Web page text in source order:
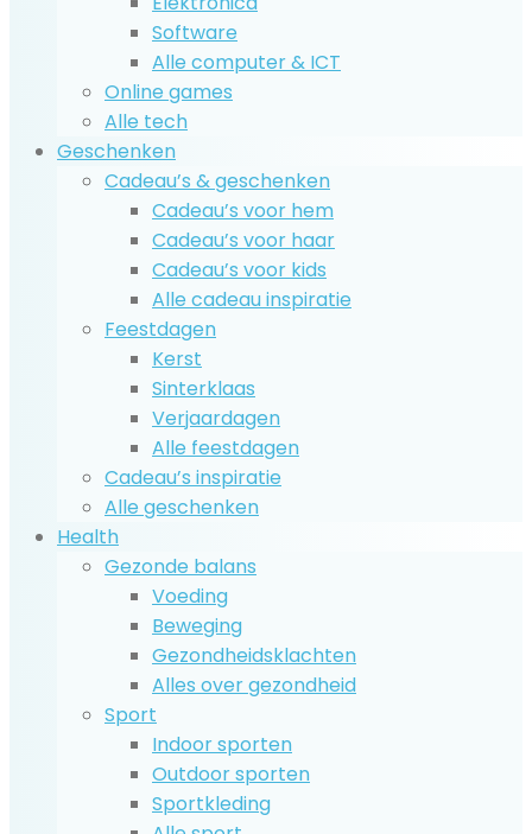
Software
Alle computer & ICT
Online games
Alle tech
Geschenken
Cadeau’s & geschenken
Cadeau’s voor hem
Cadeau’s voor haar
Cadeau’s voor kids
Alle cadeau inspiratie
Feestdagen
Kerst
Sinterklaas
Verjaardagen
Alle feestdagen
Cadeau’s inspiratie
Alle geschenken
Health
Gezonde balans
Voeding
Beweging
Gezondheidsklachten
Alles over gezondheid
Sport
Indoor sporten
Outdoor sporten
Sportkleding